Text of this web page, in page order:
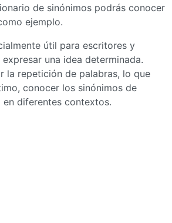
de sinónimos podrás conocer
ejemplo.
útil para escritores y
una idea determinada.
la repetición de palabras, lo que
conocer los sinónimos de
diferentes contextos.